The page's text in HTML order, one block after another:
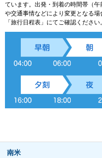
ています。出発・到着の時間帯（
や交通事情などにより変更となる
「旅行日程表」にてご確認ください。
南米